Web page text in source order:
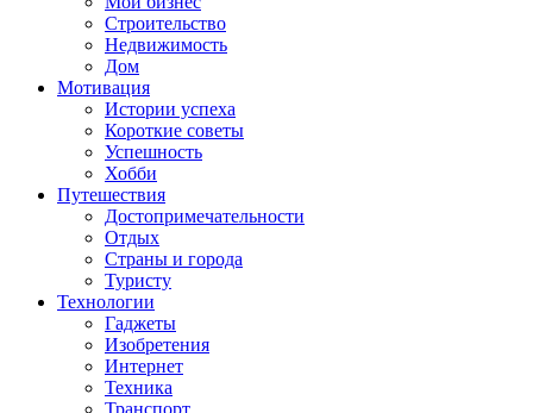
Строительство
Недвижимость
Дом
Мотивация
Истории успеха
Короткие советы
Успешность
Хобби
Путешествия
Достопримечательности
Отдых
Страны и города
Туристу
Технологии
Гаджеты
Изобретения
Интернет
Техника
Транспорт